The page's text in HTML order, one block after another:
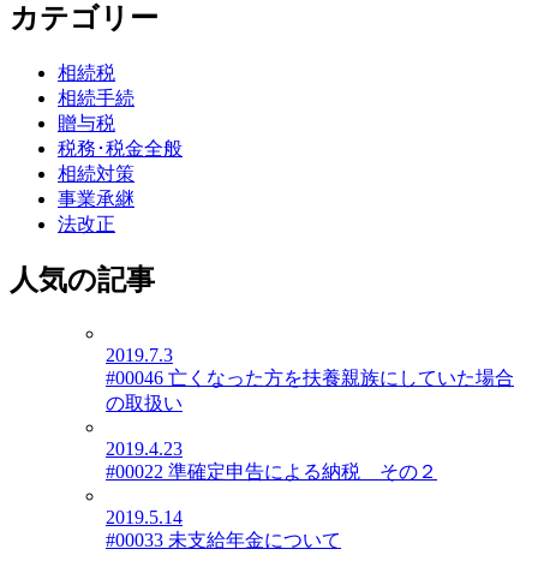
カテゴリー
相続税
相続手続
贈与税
税務･税金全般
相続対策
事業承継
法改正
人気の記事
2019.7.3
#00046 亡くなった方を扶養親族にしていた場合
の取扱い
2019.4.23
#00022 準確定申告による納税 その２
2019.5.14
#00033 未支給年金について